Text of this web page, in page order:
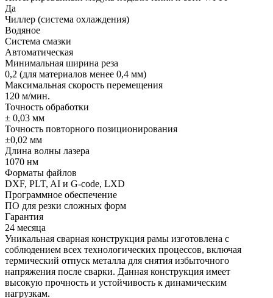
Да
Чиллер (система охлаждения)
Водяное
Система смазки
Автоматическая
Минимальная ширина реза
0,2 (для материалов менее 0,4 мм)
Максимальная скорость перемещения
120 м/мин.
Точность обработки
± 0,03 мм
Точность повторного позиционирования
±0,02 мм
Длина волны лазера
1070 нм
Форматы файлов
DXF, PLT, AI и G-code, LXD
Программное обеспечение
ПО для резки сложных форм
Гарантия
24 месяца
Уникальная сварная конструкция рамы изготовлена с
соблюдением всех технологических процессов, включая
термический отпуск металла для снятия избыточного
напряжения после сварки. Данная конструкция имеет
высокую прочность и устойчивость к динамическим
нагрузкам.